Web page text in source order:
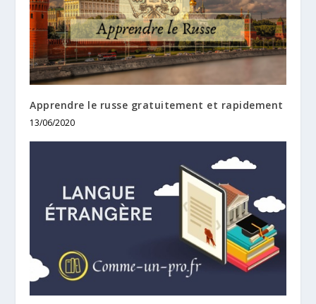
Apprendre le russe gratuitement et rapidement
13/06/2020